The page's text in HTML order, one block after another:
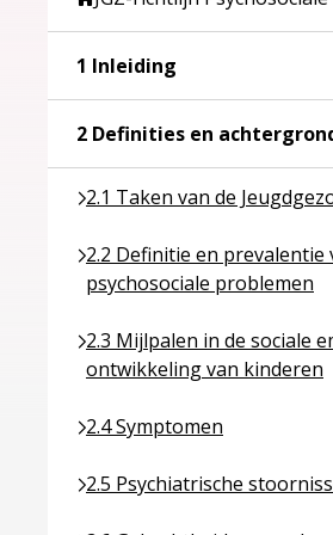
1 Inleiding
2 Definities en
2.1 Taken van de
Ga naar pagina over 2.1
2.2 Definitie en prevalentie
psychosociale problemen
Ga naar pagina over 2.2
2.3 Mijlpalen in de sociale
ontwikkeling van kinderen
Ga naar pagina over 2.3
2.4 Symptomen
Ga naar pagina over 2.4
2.5 Psychiatrische
Ga naar pagina over 2.5